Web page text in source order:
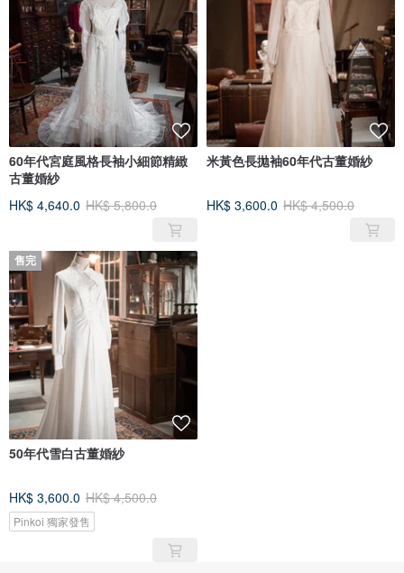
60年代宮庭風格長袖小細節精緻
古董婚紗
HK$ 4,640.0 HK$ 5,800.0
米黃色長拋袖60年代古董婚紗
HK$ 3,600.0 HK$ 4,500.0
售完
50年代雪白古董婚紗
HK$ 3,600.0 HK$ 4,500.0
Pinkoi 獨家發售